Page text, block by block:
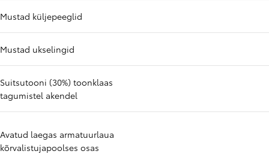
Mustad küljepeeglid
Mustad ukselingid
Suitsutooni (30%) toonklaas
tagumistel akendel
Avatud laegas armatuurlaua
kõrvalistujapoolses osas